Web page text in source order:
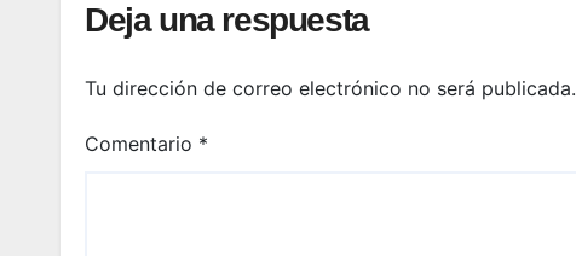
Deja una respuesta
Tu dirección de correo electrónico no será publicada.
Comentario *